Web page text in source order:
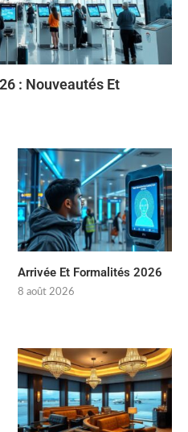
: Nouveautés Et
Arrivée Et Formalités 2026
8 août 2026